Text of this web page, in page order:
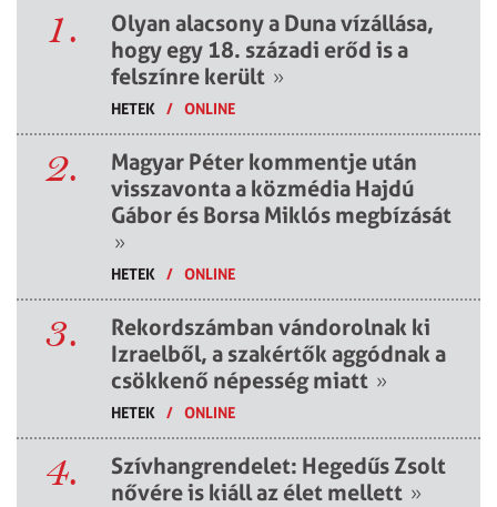
1.
Olyan alacsony a Duna vízállása,
hogy egy 18. századi erőd is a
felszínre került »
HETEK / ONLINE
2.
Magyar Péter kommentje után
visszavonta a közmédia Hajdú
Gábor és Borsa Miklós megbízását
»
HETEK / ONLINE
3.
Rekordszámban vándorolnak ki
Izraelből, a szakértők aggódnak a
csökkenő népesség miatt »
HETEK / ONLINE
4.
Szívhangrendelet: Hegedűs Zsolt
nővére is kiáll az élet mellett »